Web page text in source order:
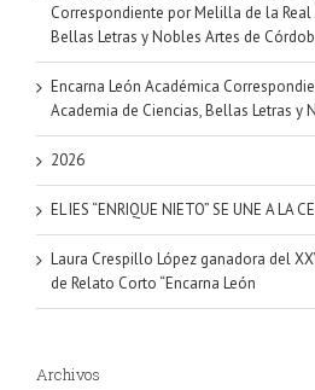
Correspondiente por Melilla de la Real
Bellas Letras y Nobles Artes de
Encarna León Académica
Academia de Ciencias, Bellas Letras y
2026
EL IES “ENRIQUE NIETO” SE UNE A LA
Laura Crespillo López ganadora del
de Relato Corto “Encarna León
Archivos